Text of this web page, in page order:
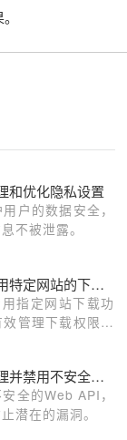
和优化隐私设置
户的数据安全，
不被泄露。
Chrome浏览器如何禁用特定网站的下载功能
指定网站下载功
管理下载权限，
Chrome浏览器如何管理并禁用不安全的Web API
全的Web API，
潜在的漏洞。